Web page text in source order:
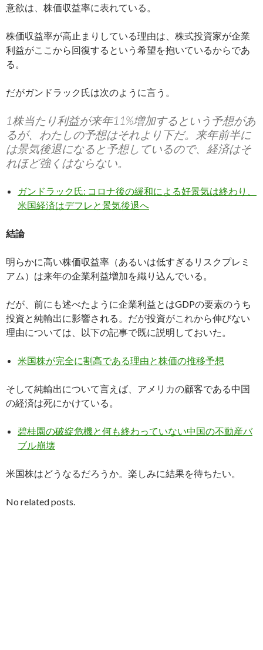
意欲は、株価収益率に表れている。
株価収益率が高止まりしている理由は、株式投資家が企業
利益がここから回復するという希望を抱いているからであ
る。
だがガンドラック氏は次のように言う。
1株当たり利益が来年11%増加するという予想があ
るが、わたしの予想はそれより下だ。来年前半に
は景気後退になると予想しているので、経済はそ
れほど強くはならない。
ガンドラック氏: コロナ後の緩和による好景気は終わり、
米国経済はデフレと景気後退へ
結論
明らかに高い株価収益率（あるいは低すぎるリスクプレミ
アム）は来年の企業利益増加を織り込んでいる。
だが、前にも述べたように企業利益とはGDPの要素のうち
投資と純輸出に影響される。だが投資がこれから伸びない
理由については、以下の記事で既に説明しておいた。
米国株が完全に割高である理由と株価の推移予想
そして純輸出について言えば、アメリカの顧客である中国
の経済は死にかけている。
碧桂園の破綻危機と何も終わっていない中国の不動産バ
ブル崩壊
米国株はどうなるだろうか。楽しみに結果を待ちたい。
No related posts.